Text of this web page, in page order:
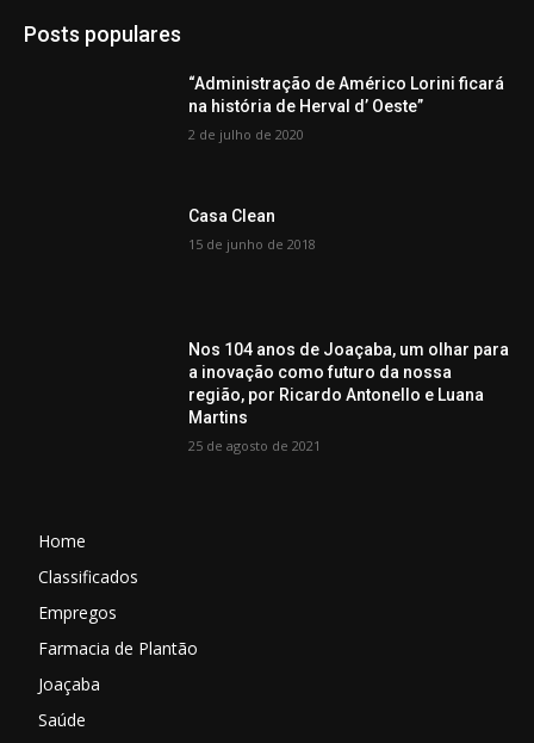
Posts populares
“Administração de Américo Lorini ficará
na história de Herval d’ Oeste”
2 de julho de 2020
Casa Clean
15 de junho de 2018
Nos 104 anos de Joaçaba, um olhar para
a inovação como futuro da nossa
região, por Ricardo Antonello e Luana
Martins
25 de agosto de 2021
Home
Classificados
Empregos
Farmacia de Plantão
Joaçaba
Saúde